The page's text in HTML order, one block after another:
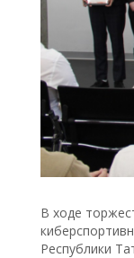
В ходе
Республики